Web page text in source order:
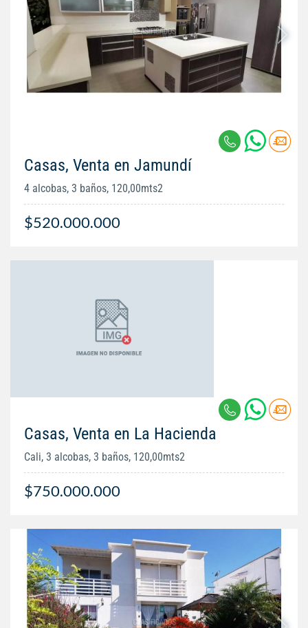
Casas, Venta en Jamundí
4 alcobas, 3 baños, 120,00mts2
$520.000.000
Casas, Venta en La Hacienda
Cali, 3 alcobas, 3 baños, 120,00mts2
$750.000.000